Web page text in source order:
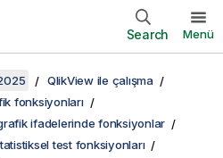
Search Menü
QlikView ile çalışma
fonksiyonları
ifadelerinde fonksiyonlar
test fonksiyonları